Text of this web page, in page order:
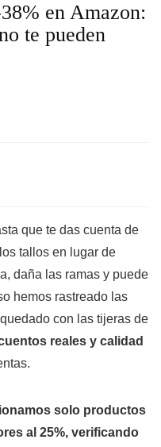
en Amazon:
te pueden
que te das cuenta de
tallos en lugar de
daña las ramas y puede
hemos rastreado las
con las tijeras de
reales y calidad
solo productos
al 25%, verificando